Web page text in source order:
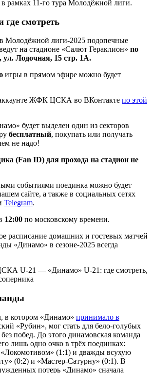
11-го тура Молодёжной лиги.
где смотреть
Молодёжной лиги-2025 подопечные
на стадионе «Салют Гераклион» по
ул. Лодочная, 15 стр. 1А.
игры в прямом эфире можно будет
ЖФК ЦСКА во ВКонтакте по этой
будет выделен один из секторов
бесплатный, покупать или получать
не надо!
(Fan ID) для прохода на стадион не
событиями поединка можно будет
сайте, а также в социальных сетях
Telegram.
12:00 по московскому времени.
расписание домашних и гостевых матчей
«Динамо» в сезоне-2025 всегда
в котором «Динамо» принимало в
«Рубин», мог стать для бело-голубых
побед. До этого динамовская команда
лишь одно очко в трёх поединках:
(1:1) и дважды всухую
(0:2) и «Мастер-Сатурну» (0:1). В
потерь «Динамо» сначала